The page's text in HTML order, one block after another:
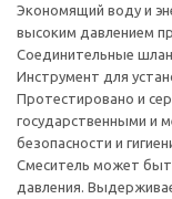
Экономящий воду и
высоким давлением
Соединительные
Инструмент для
Протестировано и
государственными и
безопасности и
Смеситель может
давления.